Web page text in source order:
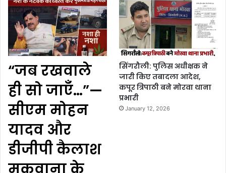
“जब रखवाले
ही सो जाएँ…”—
सीएम मोहन
यादव और
डीजीपी कैलाश
मकवाना के
सिंगरौली: पुलिस अधीक्षक ने
जारी किए तबादला आदेश,
कपूर त्रिपाठी बने मोरवा थाना
प्रभारी
January 12, 2026